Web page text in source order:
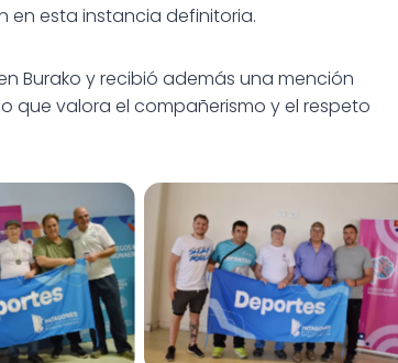
esta instancia definitoria.
Burako y recibió además una mención
que valora el compañerismo y el respeto
para
los Juegos
Nuevos resultados para
Patagones en los Juegos
Bonaerenses